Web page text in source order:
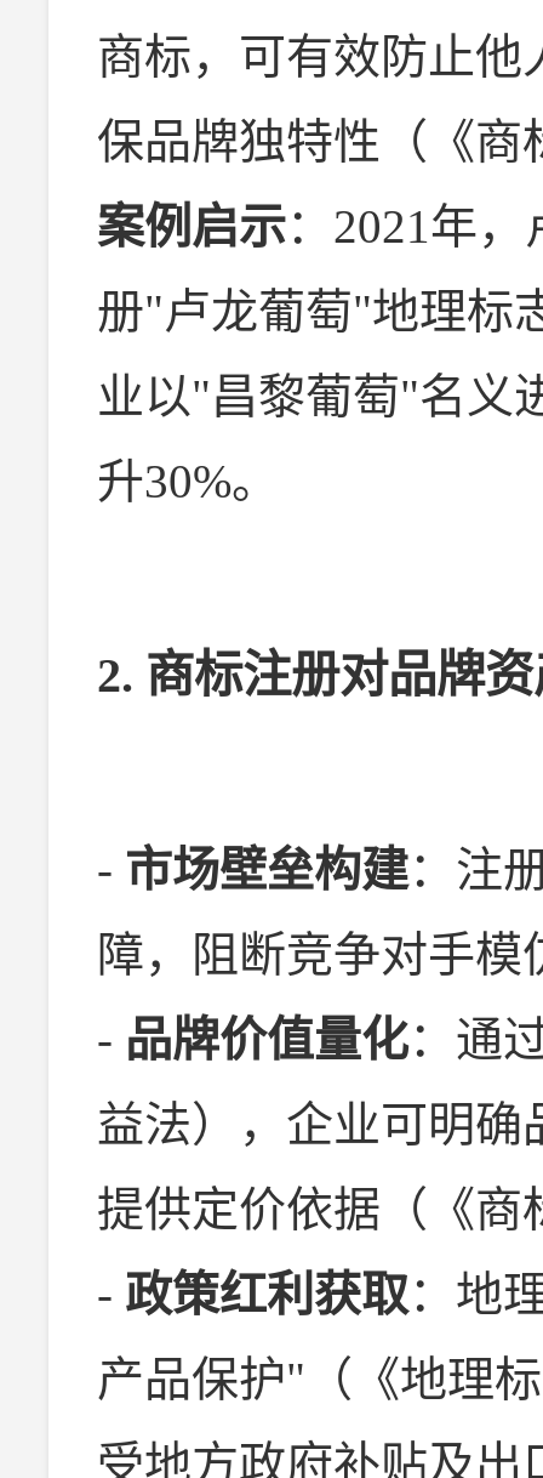
商标，可有效防止
保品牌独特性（《商
案例启示：2021年
册"卢龙葡萄"地理标
业以"昌黎葡萄"名义
升30%。
2. 商标注册对品牌
- 市场壁垒构建：注
障，阻断竞争对手
- 品牌价值量化：通
益法），企业可明
提供定价依据（《商
- 政策红利获取：地
产品保护"（《地理
受地方政府补贴及出